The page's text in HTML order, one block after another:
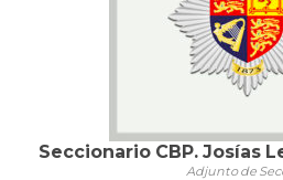
Seccionario CBP. Josías
Adjunto de